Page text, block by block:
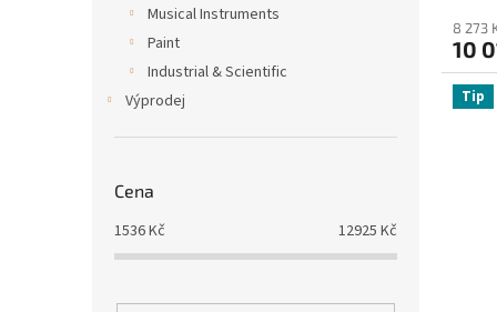
Musical Instruments
Paint
Industrial & Scientific
Výprodej
Cena
1536Kč 12925 Kč
kg,
8 273
10
Tip